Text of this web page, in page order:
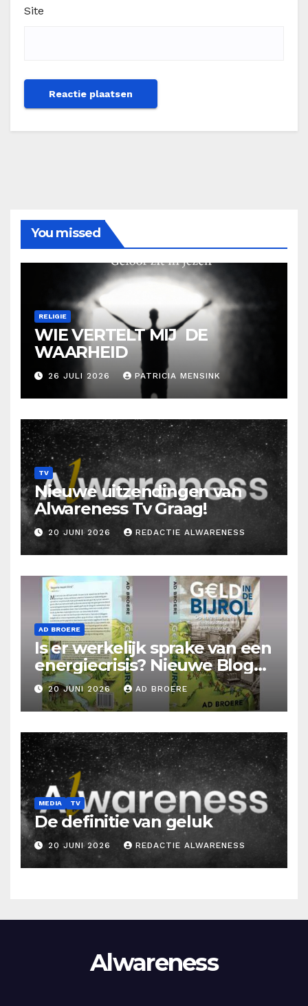
Site
You missed
RELIGIE
WIE VERTELT MIJ DE
WAARHEID
26 JULI 2026 PATRICIA MENSINK
TV
Nieuwe uitzendingen van
Alwareness Tv Graag!
20 JUNI 2026 REDACTIE ALWARENESS
AD BROERE
Is er werkelijk sprake van een
energiecrisis? Nieuwe Blog
Ad Broere
20 JUNI 2026 AD BROERE
MEDIA TV
De definitie van geluk
20 JUNI 2026 REDACTIE ALWARENESS
Alwareness